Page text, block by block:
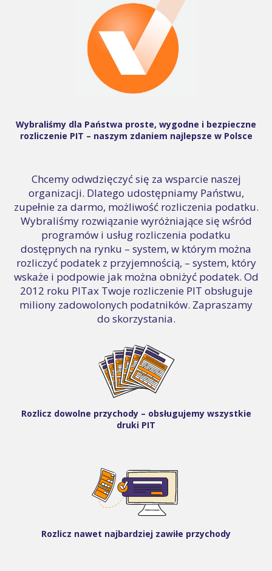
Wybraliśmy dla Państwa proste, wygodne i bezpieczne
rozliczenie PIT – naszym zdaniem najlepsze w Polsce
Chcemy odwdzięczyć się za wsparcie naszej
organizacji. Dlatego udostępniamy Państwu,
zupełnie za darmo, możliwość rozliczenia podatku.
Wybraliśmy rozwiązanie wyróżniające się wśród
programów i usług rozliczenia podatku
dostępnych na rynku – system, w którym można
rozliczyć podatek z przyjemnością, – system, który
wskaże i podpowie jak można obniżyć podatek. Od
2012 roku PITax Twoje rozliczenie PIT obsługuje
miliony zadowolonych podatników. Zapraszamy
do skorzystania.
Rozlicz dowolne przychody – obsługujemy wszystkie
druki PIT
Rozlicz nawet najbardziej zawiłe przychody